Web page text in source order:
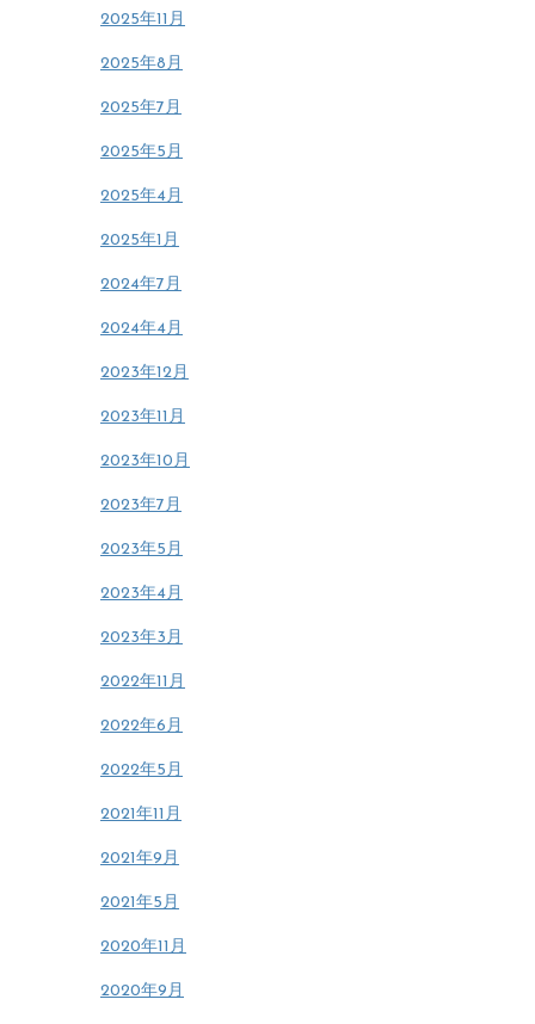
2025年11月
2025年8月
2025年7月
2025年5月
2025年4月
2025年1月
2024年7月
2024年4月
2023年12月
2023年11月
2023年10月
2023年7月
2023年5月
2023年4月
2023年3月
2022年11月
2022年6月
2022年5月
2021年11月
2021年9月
2021年5月
2020年11月
2020年9月